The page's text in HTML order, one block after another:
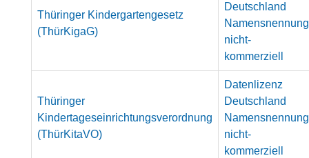
Thüringer Kindergartengesetz
(ThürKigaG)
Deutschland
Namensnennung
nicht-
kommerziell
Thüringer
Kindertageseinrichtungsverordnung
(ThürKitaVO)
Datenlizenz
Deutschland
Namensnennung
nicht-
kommerziell